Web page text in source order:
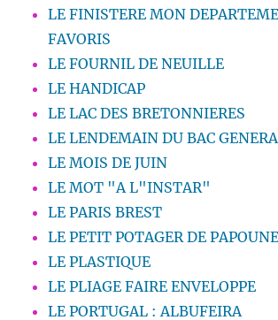
LE FINISTERE MON
FAVORIS
LE FOURNIL DE NEUILLE
LE HANDICAP
LE LAC DES BRETONNIERES
LE LENDEMAIN DU BAC
LE MOIS DE JUIN
LE MOT "A L"INSTAR"
LE PARIS BREST
LE PETIT POTAGER DE
LE PLASTIQUE
LE PLIAGE FAIRE ENVELOPPE
LE PORTUGAL : ALBUFEIRA